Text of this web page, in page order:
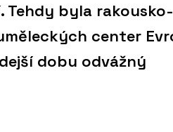
Tehdy byla rakousko-
center
dobu odvážný